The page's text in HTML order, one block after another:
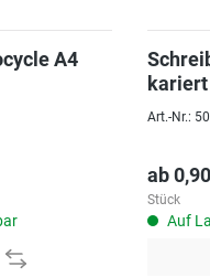
A4
kariert
Art.-Nr.:
ab
Stück
Auf